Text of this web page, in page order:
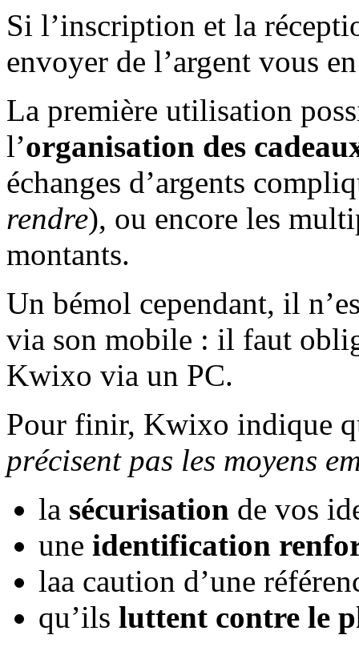
Si l’inscription et la
envoyer de l’argent vous
La première utilisation
l’organisation des
échanges d’argents
rendre), ou encore les
montants.
Un bémol cependant, il
via son mobile : il faut
Kwixo via un PC.
Pour finir, Kwixo indique
précisent pas les moyens
la sécurisation de vos
une identification
laa caution d’une
qu’ils luttent contre le